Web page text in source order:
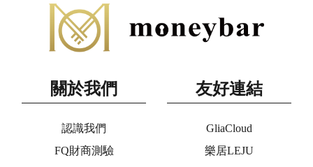
關於我們
認識我們
FQ財商測驗
友好連結
GliaCloud
樂居LEJU